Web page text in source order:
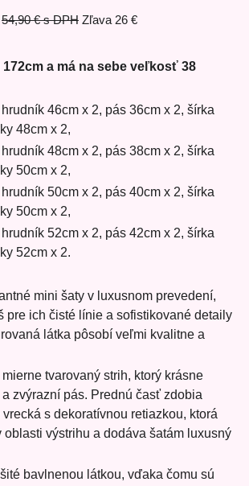
54,90 € s DPH Zľava 26 €
a má na sebe veľkosť 38
46cm x 2, pás 36cm x 2, šírka
48cm x 2,
48cm x 2, pás 38cm x 2, šírka
50cm x 2,
50cm x 2, pás 40cm x 2, šírka
50cm x 2,
52cm x 2, pás 42cm x 2, šírka
52cm x 2.
mini šaty v luxusnom prevedení,
pre ich čisté línie a sofistikované detaily
látka pôsobí veľmi kvalitne a
tvarovaný strih, ktorý krásne
zvýrazní pás. Prednú časť zdobia
s dekoratívnou retiazkou, ktorá
oblasti výstrihu a dodáva šatám luxusný
bavlnenou látkou, vďaka čomu sú